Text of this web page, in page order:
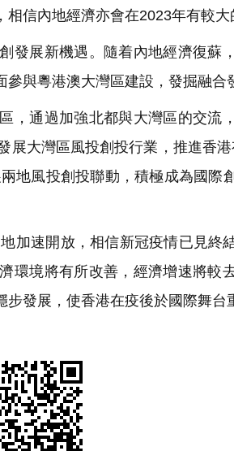
信內地經濟亦會在2023年有較大
展新機遇。隨着內地經濟復蘇
與粵港澳大灣區建設，發掘融合
通過加強北都與大灣區的交流
展大灣區風投創投行業，推進香
地風投創投聯動，積極成為國際
加速開放，相信新冠疫情已見終
環境將有所改善，經濟增速將較
發展，使香港在疫後於國際舞台